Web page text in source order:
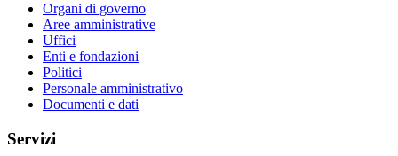
Organi di governo
Aree amministrative
Uffici
Enti e fondazioni
Politici
Personale amministrativo
Documenti e dati
Servizi